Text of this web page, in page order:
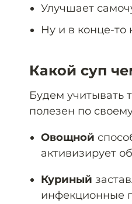
Улучшает
Ну и в конце-то
Какой суп
Будем учитывать
полезен по
Овощной
активизирует
Куриный
инфекционные